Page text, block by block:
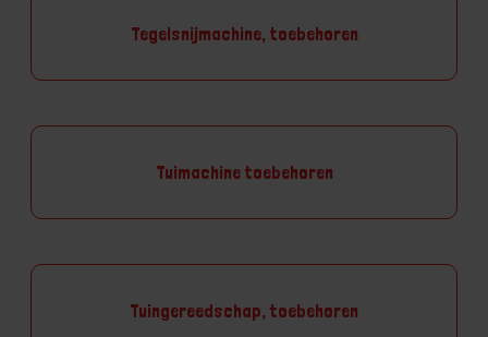
Tegelsnijmachine, toebehoren
Tuimachine toebehoren
Tuingereedschap, toebehoren